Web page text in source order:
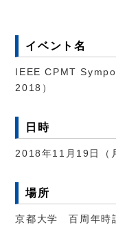
イベント名
IEEE CPMT
2018）
日時
2018年11月19日（
場所
京都大学 百周年時